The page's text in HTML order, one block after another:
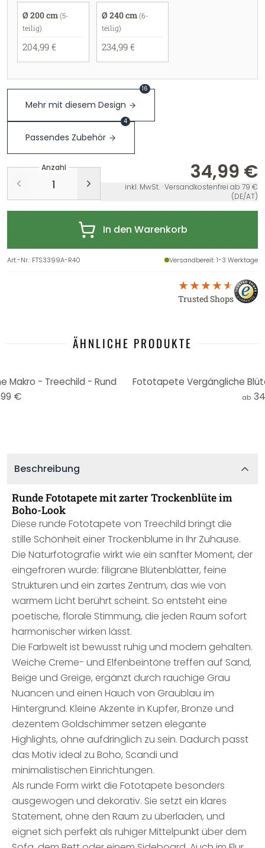
Ø 200 cm (5-
teilig)
204,99 €
Ø 240 cm (6-
teilig)
234,99 €
Mehr mit diesem Design
16
Passendes Zubehör
4
Anzahl 34,99 €
inkl. MwSt. · Versandkostenfrei ab 79 €
(DE/AT)
In den Warenkorb
Art.-Nr.: FTS3399A-R40 Versandbereit: 1-3 Werktage
Trusted Shops
ÄHNLICHE PRODUKTE
Makro - Treechild - Rund
€
ab
Beschreibung
Runde Fototapete mit zarter Trockenblüte im
Boho-Look
Diese runde Fototapete von Treechild bringt die
stille Schönheit einer Trockenblume in Ihr Zuhause.
Die Naturfotografie wirkt wie ein sanfter Moment, der
eingefroren wurde: filigrane Blütenblätter, feine
Strukturen und ein zartes Zentrum, das wie von
warmem Licht berührt scheint. So entsteht eine
poetische, florale Stimmung, die jeden Raum sofort
harmonischer wirken lässt.
Die Farbwelt ist bewusst ruhig und modern gehalten.
Weiche Creme- und Elfenbeintöne treffen auf Sand,
Beige und Greige, ergänzt durch rauchige Grau
Nuancen und einen Hauch von Graublau im
Hintergrund. Kleine Akzente in Kupfer, Bronze und
dezentem Goldschimmer setzen elegante
Highlights, ohne aufdringlich zu sein. Dadurch passt
das Motiv ideal zu Boho, Scandi und
minimalistischen Einrichtungen.
Als runde Form wirkt die Fototapete besonders
ausgewogen und dekorativ. Sie setzt ein klares
Statement, ohne den Raum zu überladen, und
eignet sich perfekt als ruhiger Mittelpunkt über dem